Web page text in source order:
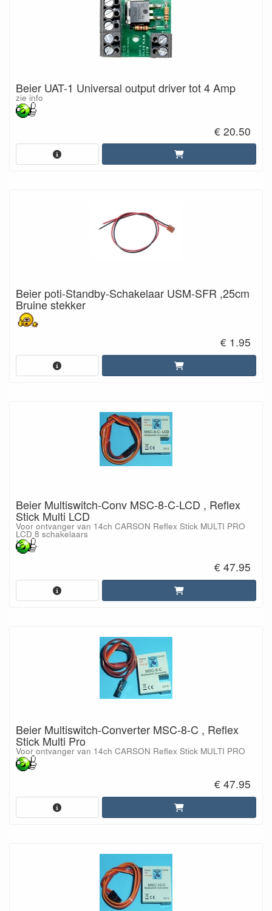
Beier UAT-1 Universal output driver tot 4 Amp
zie info
€ 20.50
Beier poti-Standby-Schakelaar USM-SFR ,25cm
Bruine stekker
€ 1.95
Beier Multiswitch-Conv MSC-8-C-LCD , Reflex
Stick Multi LCD
Voor ontvanger van 14ch CARSON Reflex Stick MULTI PRO
LCD 8 schakelaars
€ 47.95
Beier Multiswitch-Converter MSC-8-C , Reflex
Stick Multi Pro
Voor ontvanger van 14ch CARSON Reflex Stick MULTI PRO
€ 47.95